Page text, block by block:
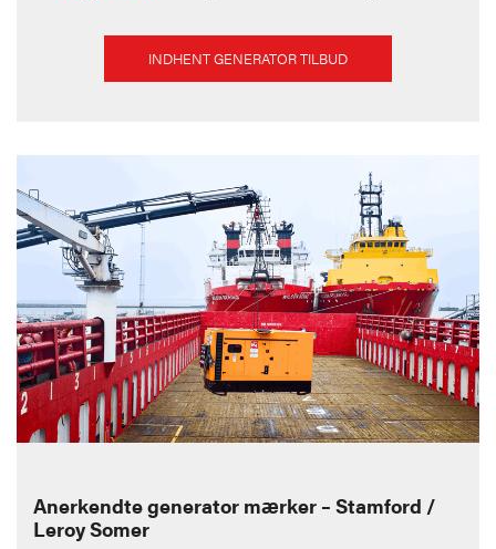
INDHENT GENERATOR TILBUD
Anerkendte generator mærker – Stamford /
Leroy Somer